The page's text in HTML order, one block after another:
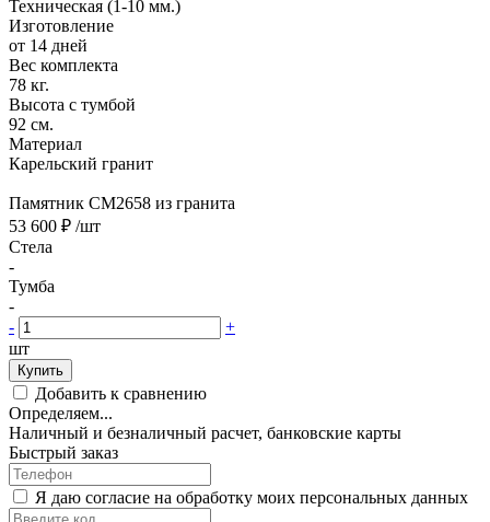
Техническая (1-10 мм.)
Изготовление
от 14 дней
Вес комплекта
78 кг.
Высота с тумбой
92 см.
Материал
Карельский гранит
Памятник CM2658 из гранита
53 600 ₽ /шт
Стела
-
Тумба
-
-
+
шт
Купить
Добавить к сравнению
Определяем...
Наличный и безналичный расчет, банковские карты
Быстрый заказ
Я даю согласие на обработку моих персональных данных